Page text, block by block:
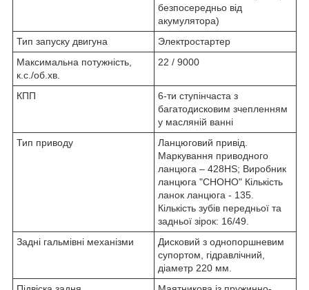
безпосередньо від
акумулятора)
Тип запуску двигуна
Электростартер
Максимальна потужність,
к.с./об.хв.
22 / 9000
КПП
6-ти ступінчаста з
багатодисковим зчепленням
у масляній ванні
Тип приводу
Ланцюговий привід.
Маркування приводного
ланцюга – 428HS; Виробник
ланцюга "CHOHO" Кількість
ланок ланцюга - 135.
Кількість зубів передньої та
задньої зірок: 16/49.
Задні гальмівні механізми
Дисковий з однопоршневим
супортом, гідравлічний,
діаметр 220 мм.